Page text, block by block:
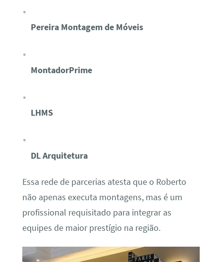
Pereira Montagem de Móveis
MontadorPrime
LHMS
DL Arquitetura
Essa rede de parcerias atesta que o Roberto
não apenas executa montagens, mas é um
profissional requisitado para integrar as
equipes de maior prestígio na região.